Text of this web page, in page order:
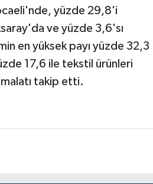
yüzde 29,8'i
ve yüzde 3,6'sı
en yüksek payı yüzde 32,3
17,6 ile tekstil ürünleri
takip etti.